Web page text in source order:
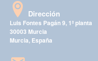
Dirección
Luis Fontes Pagán 9, 1ª planta
30003 Murcia
Murcia, España